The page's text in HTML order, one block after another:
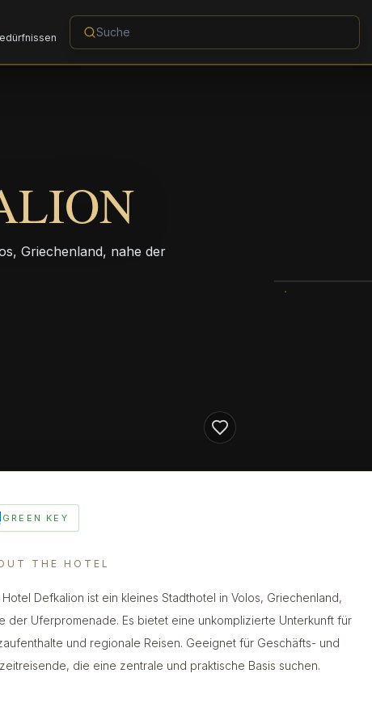
Griechenland, nahe der
GREEN KEY
THE HOTEL
Hotel Defkalion ist ein kleines Stadthotel in Volos, Griechenland,
der Uferpromenade. Es bietet eine unkomplizierte Unterkunft für
und regionale Reisen. Geeignet für Geschäfts- und
die eine zentrale und praktische Basis suchen.